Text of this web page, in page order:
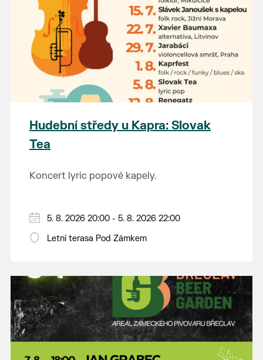
Hudební středy u Kapra: Slovak
Tea
Koncert lyric popové kapely.
5. 8. 2026 20:00 - 5. 8. 2026 22:00
Letní terasa Pod Zámkem